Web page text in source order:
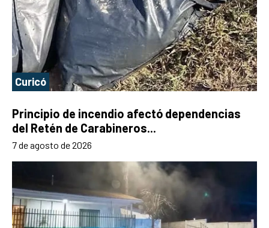
Curicó
Principio de incendio afectó dependencias
del Retén de Carabineros...
7 de agosto de 2026